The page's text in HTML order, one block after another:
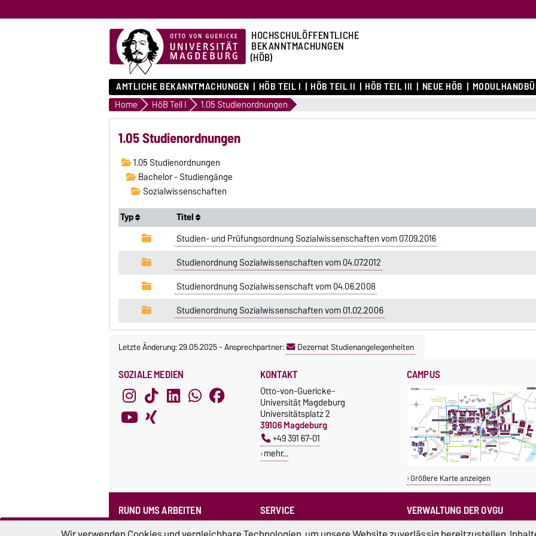
HOCHSCHULÖFFENTLICHE
BEKANNTMACHUNGEN
(HÖB)
AMTLICHE BEKANNTMACHUNGEN HÖB TEIL I HÖB TEIL II HÖB TEIL III NEUE HÖB
Home HöB Teil I 1.05 Studienordnungen
1.05 Studienordnungen
1.05 Studienordnungen
Bachelor - Studiengänge
Sozialwissenschaften
Typ
Titel
Studien- und Prüfungsordnung Sozialwissenschaften vom 07.09.2016
Studienordnung Sozialwissenschaften vom 04.07.2012
Studienordnung Sozialwissenschaft vom 04.06.2008
Studienordnung Sozialwissenschaften vom 01.02.2006
Letzte Änderung: 29.05.2025-Ansprechpartner: Dezernat Studienangelegenheiten
SOZIALE MEDIEN KONTAKT
Otto-von-Guericke-
Universität Magdeburg
Universitätsplatz 2
39106 Magdeburg
+49 391 67-01
mehr…
CAMPUS
Größere Karte anzeigen
RUND UMS ARBEITEN
Formularpool
SERVICE
Notrufnummern der Universität
VERWALTUNG DER OVGU
Kanzlerin